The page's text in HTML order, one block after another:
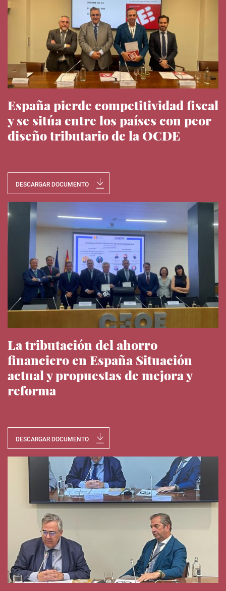
España pierde competitividad fiscal
y se sitúa entre los países con peor
diseño tributario de la OCDE
DESCARGAR DOCUMENTO
La tributación del ahorro
financiero en España Situación
actual y propuestas de mejora y
reforma
DESCARGAR DOCUMENTO